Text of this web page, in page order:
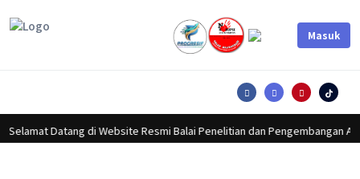
Masuk
Datang di Website Resmi Balai Penelitian dan Pengembangan